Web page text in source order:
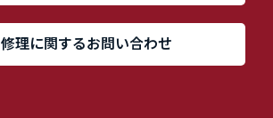
修理に関するお問い合わせ